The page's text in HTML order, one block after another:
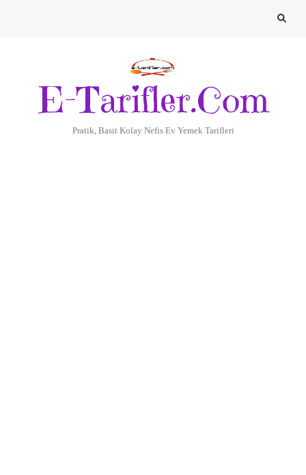
E-Tarifler.Com
Pratik, Basit Kolay Nefis Ev Yemek Tarifleri